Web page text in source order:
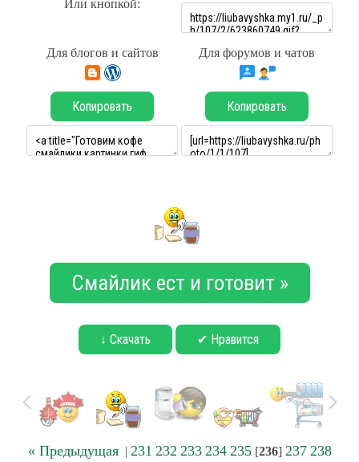
Или кнопкой:
Для блогов и сайтов Для форумов и чатов
Копировать Копировать
Смайлик ест и готовит »
↓ Скачать ✔ Нравится
« Предыдущая| 231 232 233 234 235[236] 237 238